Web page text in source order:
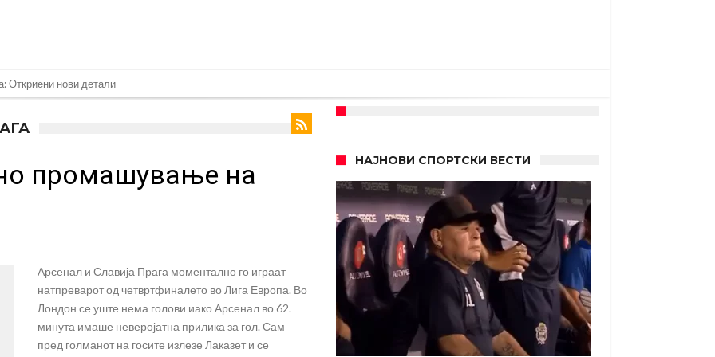
за напад во ноќен клуб – ќе оди на суд!
Родри ќе стане новиот фудбалер на Барселона
сè досега го поддржал?
разнесам Меси со четири бомби“
евра, но не го затвора паричникот – ќе има уште засилувања!
да ја отвори касата, дали има 100.000.000 евра за да ги задоволи Германците?
од планетата најдобро покажува кој е и што е Лука Модриќ
промашување на
Арсенал и Славија Прага моментално го играат
натпреварот од четвртфиналето во Лига Европа. Во
Лондон се уште нема голови иако Арсенал во 62.
минута имаше неверојатна прилика за гол. Сам
пред голманот на госите излезе Лаказет и се
НАЈНОВИ СПОРТСКИ ВЕСТИ